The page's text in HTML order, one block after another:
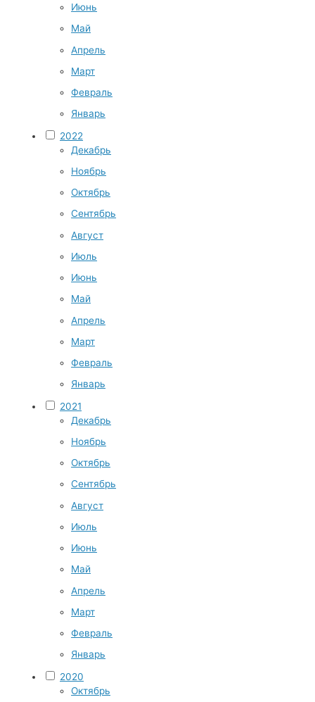
Июнь
Май
Апрель
Март
Февраль
Январь
2022
Декабрь
Ноябрь
Октябрь
Сентябрь
Август
Июль
Июнь
Май
Апрель
Март
Февраль
Январь
2021
Декабрь
Ноябрь
Октябрь
Сентябрь
Август
Июль
Июнь
Май
Апрель
Март
Февраль
Январь
2020
Октябрь